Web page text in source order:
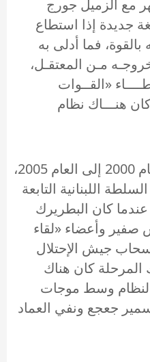
مع الزميل جورج
جديدة إذا استطاع
فما أدلى به
مـن المعتقـل،
«القــوات
1989 لمـــا كان هنـــاك نظام
في الفترة الممتدّة من العام 2000 إلى العام 2005،
اللبنانية التابعة
كان البطريرك
صفير وأعضاء «لقاء
جيش الإحتلال
كان هناك
وسط موجات
جعجع ونفي العماد